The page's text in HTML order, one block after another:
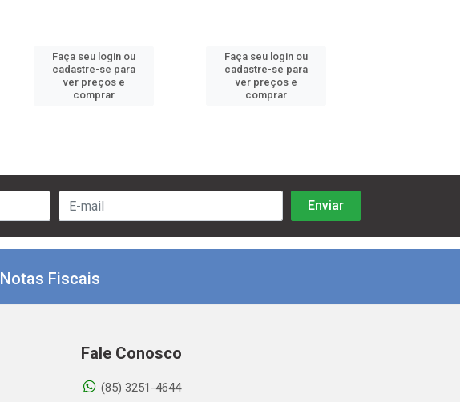
Faça seu login ou
cadastre-se para
ver preços e
comprar
Faça seu login ou
cadastre-se para
ver preços e
comprar
Notas Fiscais
Fale Conosco
(85) 3251-4644